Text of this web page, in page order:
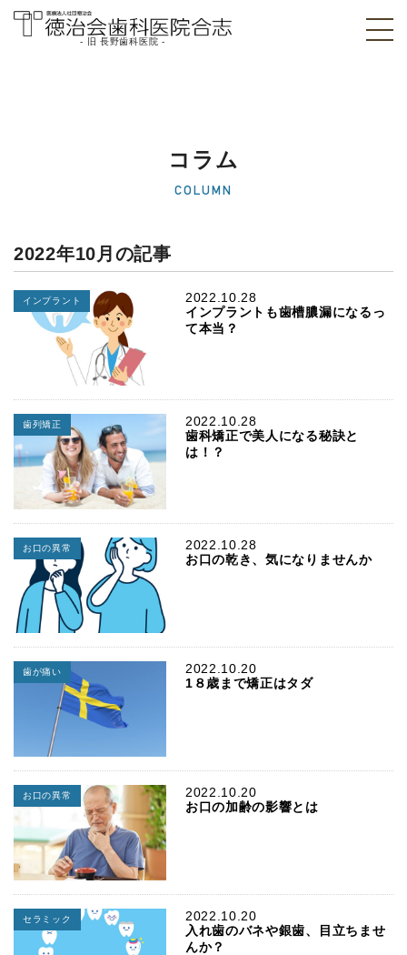
医院]｜熊本県合志
- 旧 長野歯科医院 -
コラム
COLUMN
2022年10月の記事
2022.10.28
インプラント
インプラントも歯槽膿漏になるっ
て本当？
2022.10.28
歯列矯正
歯科矯正で美人になる秘訣と
は！？
2022.10.28
お口の異常
お口の乾き、気になりませんか
2022.10.20
歯が痛い
1８歳まで矯正はタダ
2022.10.20
お口の異常
お口の加齢の影響とは
2022.10.20
セラミック
入れ歯のバネや銀歯、目立ちませ
んか？